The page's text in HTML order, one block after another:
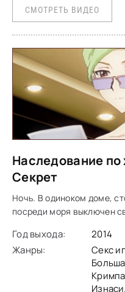
СМОТРЕТЬ ВИДЕО
Наследование
Секрет
Ночь. В одиноком доме,
посреди моря выключен
связанная девушка, а
Год выхода:
2014
Жанры:
Секс